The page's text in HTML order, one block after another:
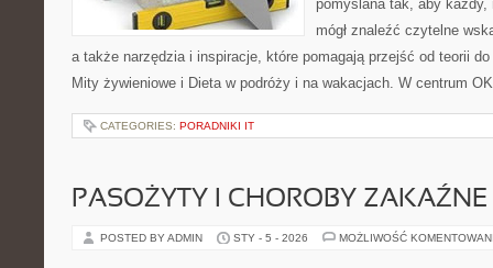
pomyślana tak, aby
mógł znaleźć czytelne
a także narzędzia i inspiracje, które pomagają przejść od teorii
Mity żywieniowe i Dieta w podróży i na wakacjach. W centrum
CATEGORIES: PORADNIKI IT
PASOŻYTY I CHOROBY ZAKAŹNE
POSTED BY ADMIN STY - 5 - 2026 MOŻLIWOŚĆ